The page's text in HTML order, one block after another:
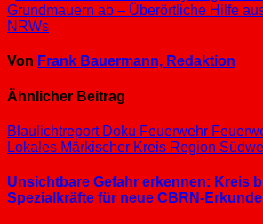
Grundmauern ab – Überörtliche Hilfe
NRWs
Von Frank Bauermann, Redaktion
Ähnlicher Beitrag
Blaulichtreport Doku Feuerwehr
Lokales Märkischer Kreis Region
Unsichtbare Gefahr erkennen: Kreis
Spezialkräfte für neue CBRN-